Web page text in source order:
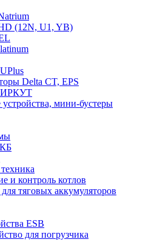
(12N, U1, YB)
Delta CT, EPS
ИРКУТ
устройства, мини-бустеры
и контроль котлов
тяговых аккумуляторов
ESB
для погрузчика